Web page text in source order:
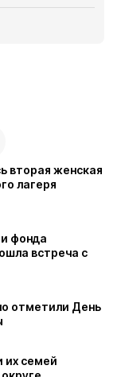
вторая женская
лагеря
фонда
встреча с
отметили День
их семей